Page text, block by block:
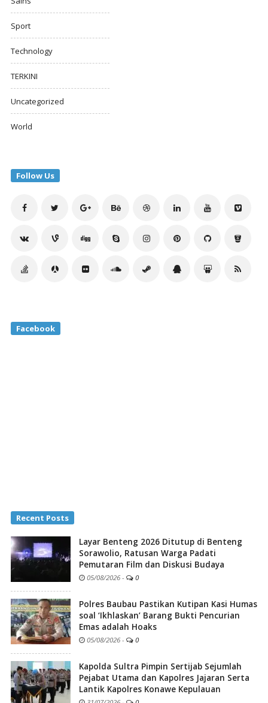
Sport
Technology
TERKINI
Uncategorized
World
Follow Us
Facebook
Recent Posts
Layar Benteng 2026 Ditutup di Benteng
Sorawolio, Ratusan Warga Padati
Pemutaran Film dan Diskusi Budaya
05/08/2026 - 0
Polres Baubau Pastikan Kutipan Kasi Humas
soal ‘Ikhlaskan’ Barang Bukti Pencurian
Emas adalah Hoaks
05/08/2026 - 0
Kapolda Sultra Pimpin Sertijab Sejumlah
Pejabat Utama dan Kapolres Jajaran Serta
Lantik Kapolres Konawe Kepulauan